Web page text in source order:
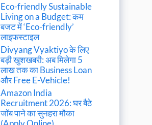
Eco-friendly Sustainable
Living on a Budget: कम
बजट में ‘Eco-friendly’
लाइफस्टाइल
Divyang Vyaktiyo के लिए
बड़ी खुशखबरी: अब मिलेगा 5
लाख तक का Business Loan
और Free E-Vehicle!
Amazon India
Recruitment 2026: घर बैठे
जॉब पाने का सुनहरा मौका